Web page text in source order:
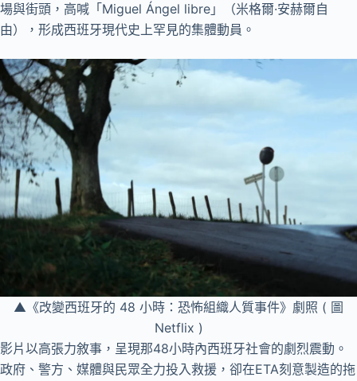
場與街頭，高喊「Miguel Ángel libre」（米格爾·安赫爾自
由），形成西班牙現代史上罕見的集體動員。
▲《改變西班牙的 48 小時：恐怖組織人質事件》劇照 ( 圖
Netflix )
影片以高張力敘事，呈現那48小時內西班牙社會的劇烈震動。
政府、警方、媒體與民眾全力投入救援，卻在ETA刻意製造的拖